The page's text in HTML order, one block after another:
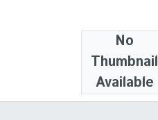
No
Thumbnail
Available
Collections
TCC - Medicina